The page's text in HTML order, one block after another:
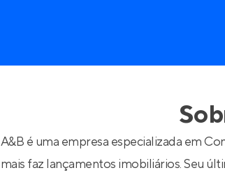
Anunciar Imóveis Anunciar
Entrar no
A&B é uma empresa especializada em
mais faz lançamentos imobiliários. Seu